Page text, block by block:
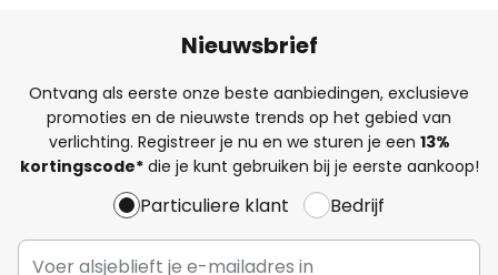
Nieuwsbrief
Ontvang als eerste onze beste aanbiedingen, exclusieve
promoties en de nieuwste trends op het gebied van
verlichting. Registreer je nu en we sturen je een 13%
kortingscode*die je kunt gebruiken bij je eerste aankoop!
Particuliere klant Bedrijf